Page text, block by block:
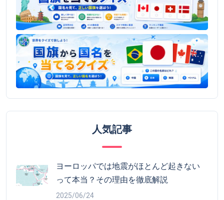
人気記事
ヨーロッパでは地震がほとんど起きない
って本当？その理由を徹底解説
2025/06/24